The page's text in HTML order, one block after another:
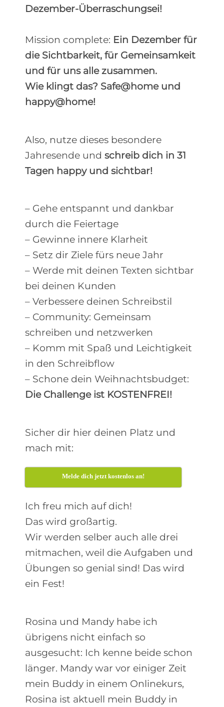
Dezember-Überraschungsei!
Mission complete: Ein Dezember für
die Sichtbarkeit, für Gemeinsamkeit
und für uns alle zusammen.
Wie klingt das? Safe@home und
happy@home!
Also, nutze dieses besondere
Jahresende und schreib dich in 31
Tagen happy und sichtbar!
– Gehe entspannt und dankbar
durch die Feiertage
– Gewinne innere Klarheit
– Setz dir Ziele fürs neue Jahr
– Werde mit deinen Texten sichtbar
bei deinen Kunden
– Verbessere deinen Schreibstil
– Community: Gemeinsam
schreiben und netzwerken
– Komm mit Spaß und Leichtigkeit
in den Schreibflow
– Schone dein Weihnachtsbudget:
Die Challenge ist KOSTENFREI!
Sicher dir hier deinen Platz und
mach mit:
Melde dich jetzt kostenlos an!
Ich freu mich auf dich!
Das wird großartig.
Wir werden selber auch alle drei
mitmachen, weil die Aufgaben und
Übungen so genial sind! Das wird
ein Fest!
Rosina und Mandy habe ich
übrigens nicht einfach so
ausgesucht: Ich kenne beide schon
länger. Mandy war vor einiger Zeit
mein Buddy in einem Onlinekurs,
Rosina ist aktuell mein Buddy in